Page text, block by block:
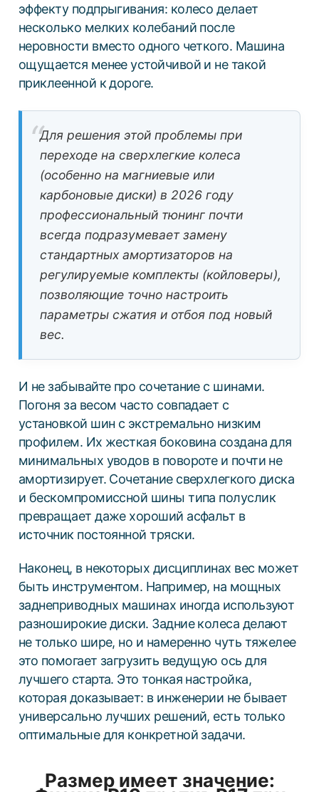
эффекту подпрыгивания: колесо делает
несколько мелких колебаний после
неровности вместо одного четкого. Машина
ощущается менее устойчивой и не такой
приклеенной к дороге.
Для решения этой проблемы при
переходе на сверхлегкие колеса
(особенно на магниевые или
карбоновые диски) в 2026 году
профессиональный тюнинг почти
всегда подразумевает замену
стандартных амортизаторов на
регулируемые комплекты (койловеры),
позволяющие точно настроить
параметры сжатия и отбоя под новый
вес.
И не забывайте про сочетание с шинами.
Погоня за весом часто совпадает с
установкой шин с экстремально низким
профилем. Их жесткая боковина создана для
минимальных уводов в повороте и почти не
амортизирует. Сочетание сверхлегкого диска
и бескомпромиссной шины типа полуслик
превращает даже хороший асфальт в
источник постоянной тряски.
Наконец, в некоторых дисциплинах вес может
быть инструментом. Например, на мощных
заднеприводных машинах иногда используют
разноширокие диски. Задние колеса делают
не только шире, но и намеренно чуть тяжелее
это помогает загрузить ведущую ось для
лучшего старта. Это тонкая настройка,
которая доказывает: в инженерии не бывает
универсально лучших решений, есть только
оптимальные для конкретной задачи.
Размер имеет значение: